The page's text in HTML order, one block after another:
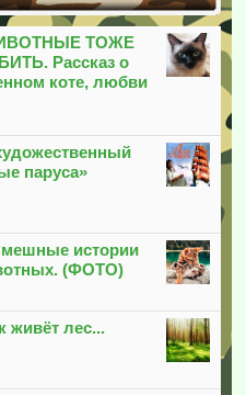
ТОЖЕ
Рассказ о
коте, любви
паруса»
истории
(ФОТО)
живёт лес...